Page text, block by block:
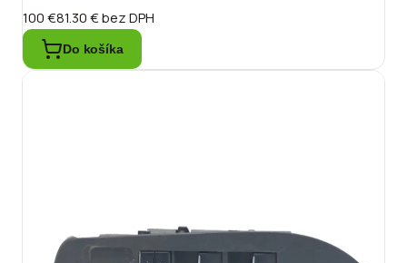
100 €81.30 €bez DPH
Do košíka